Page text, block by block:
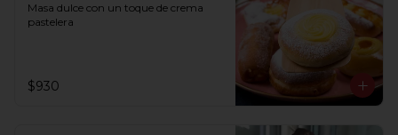
Masa dulce con un toque de crema
pastelera
$930